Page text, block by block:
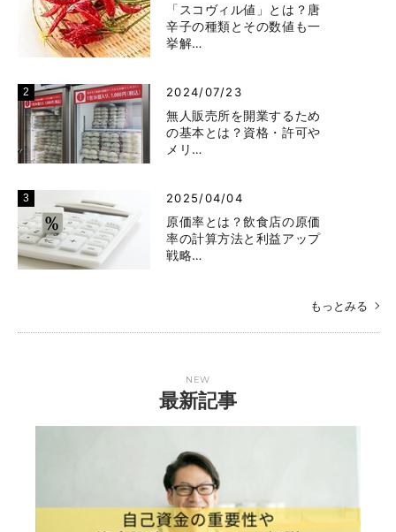
「スコヴィル値」とは？唐
辛子の種類とその数値も一
挙解…
2024/07/23
無人販売所を開業するため
の基本とは？資格・許可や
メリ…
2025/04/04
原価率とは？飲食店の原価
率の計算方法と利益アップ
戦略…
もっとみる
NEW
最新記事